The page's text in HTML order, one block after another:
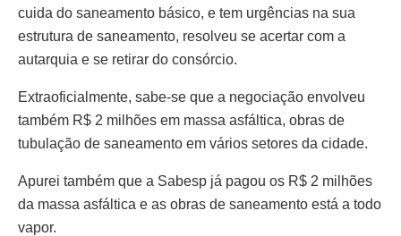
cuida do saneamento básico, e tem urgências na sua
estrutura de saneamento, resolveu se acertar com a
autarquia e se retirar do consórcio.
Extraoficialmente, sabe-se que a negociação envolveu
também R$ 2 milhões em massa asfáltica, obras de
tubulação de saneamento em vários setores da cidade.
Apurei também que a Sabesp já pagou os R$ 2 milhões
da massa asfáltica e as obras de saneamento está a todo
vapor.